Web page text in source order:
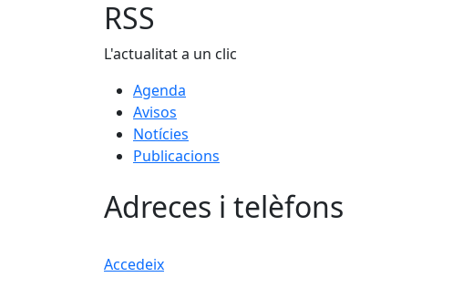
RSS
L'actualitat a un clic
Agenda
Avisos
Notícies
Publicacions
Adreces i telèfons
Accedeix